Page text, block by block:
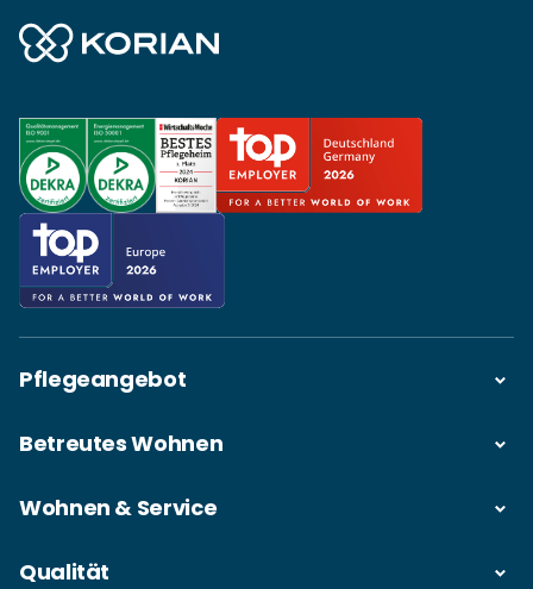
Pflegeangebot
Betreutes Wohnen
Wohnen & Service
Qualität